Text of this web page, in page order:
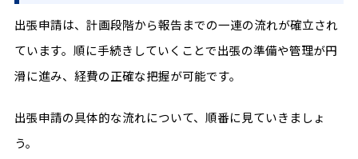
出張申請は、計画段階から報告までの一連の流れが確立され
ています。順に手続きしていくことで出張の準備や管理が円
滑に進み、経費の正確な把握が可能です。
出張申請の具体的な流れについて、順番に見ていきましょ
う。